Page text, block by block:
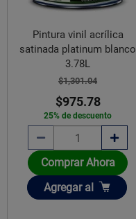
Pintura vinil acrílica
satinada platinum blanco
3.78L
$1,301.04
$975.78
25% de descuento
Comprar Ahora
Añadir
Agregar al